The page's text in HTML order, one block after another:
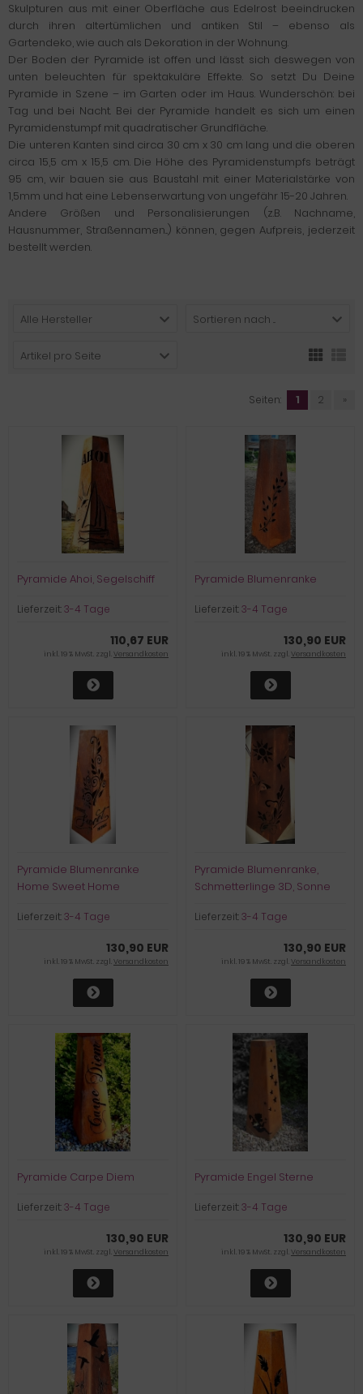
Skulpturen aus mit einer Oberfläche aus Edelrost beeindrucken
durch ihren altertümlichen und antiken Stil – ebenso als
Gartendeko, wie auch als Dekoration in der Wohnung.
Der Boden der Pyramide ist offen und lässt sich deswegen von
unten beleuchten für spektakuläre Effekte. So setzt Du Deine
Pyramide in Szene – im Garten oder im Haus. Wunderschön: bei
Tag und bei Nacht. Bei der Pyramide handelt es sich um einen
Pyramidenstumpf mit quadratischer Grundfläche.
Die unteren Kanten sind circa 30 cm x 30 cm lang und die oberen
circa 15,5 cm x 15,5 cm. Die Höhe des Pyramidenstumpfs beträgt
95 cm, wir bauen sie aus Baustahl mit einer Materialstärke von
1,5mm und hat eine Lebenserwartung von ungefähr 15-20 Jahren.
Andere Größen und Personalisierungen (z.B. Nachname,
Hausnummer, Straßennamen...) können, gegen Aufpreis, jederzeit
bestellt werden.
Alle Hersteller Sortieren nach ...
Artikel pro Seite
Seiten: 1 2 »
Pyramide Ahoi, Segelschiff
Lieferzeit:3-4 Tage
110,67 EUR
inkl. 19 % MwSt. zzgl.Versandkosten
Pyramide Blumenranke
Lieferzeit:3-4 Tage
130,90 EUR
inkl. 19 % MwSt. zzgl.Versandkosten
Pyramide Blumenranke
Home Sweet Home
Lieferzeit:3-4 Tage
130,90 EUR
inkl. 19 % MwSt. zzgl.Versandkosten
Pyramide Blumenranke,
Schmetterlinge 3D, Sonne
Lieferzeit:3-4 Tage
130,90 EUR
inkl. 19 % MwSt. zzgl.Versandkosten
Pyramide Carpe Diem
Lieferzeit:3-4 Tage
130,90 EUR
inkl. 19 % MwSt. zzgl.Versandkosten
Pyramide Engel Sterne
Lieferzeit:3-4 Tage
130,90 EUR
inkl. 19 % MwSt. zzgl.Versandkosten